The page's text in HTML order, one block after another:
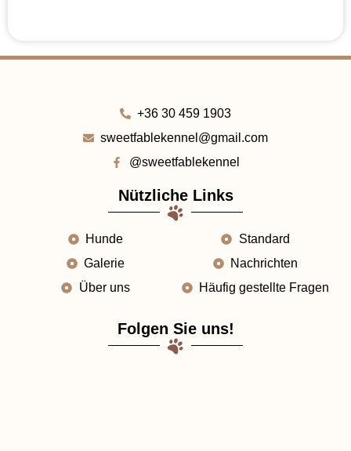
+36 30 459 1903
sweetfablekennel@gmail.com
@sweetfablekennel
Nützliche Links
Hunde
Galerie
Über uns
Standard
Nachrichten
Häufig gestellte Fragen
Folgen Sie uns!